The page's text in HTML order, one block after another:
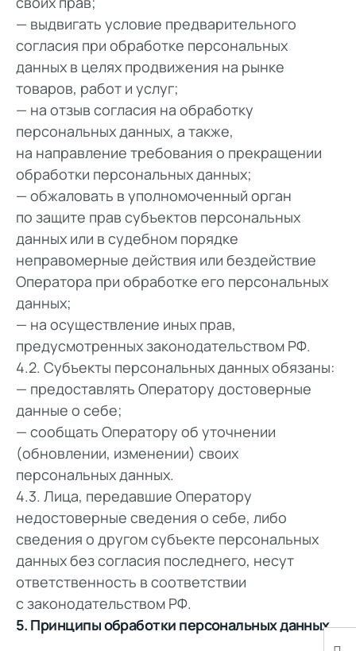
— выдвигать условие предварительного
согласия при обработке персональных
данных в целях продвижения на рынке
товаров, работ и услуг;
— на отзыв согласия на обработку
персональных данных, а также,
на направление требования о прекращении
обработки персональных данных;
— обжаловать в уполномоченный орган
по защите прав субъектов персональных
данных или в судебном порядке
неправомерные действия или бездействие
Оператора при обработке его персональных
данных;
— на осуществление иных прав,
предусмотренных законодательством РФ.
4.2. Субъекты персональных данных обязаны:
— предоставлять Оператору достоверные
данные о себе;
— сообщать Оператору об уточнении
(обновлении, изменении) своих
персональных данных.
4.3. Лица, передавшие Оператору
недостоверные сведения о себе, либо
сведения о другом субъекте персональных
данных без согласия последнего, несут
ответственность в соответствии
с законодательством РФ.
5. Принципы обработки персональных данных